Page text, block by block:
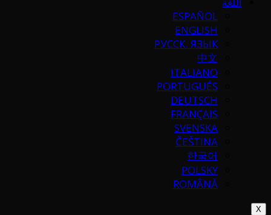
ESPAÑOL
ENGLISH
РУССК. ЯЗЫК
中文
ITALIANO
PORTUGUÉS
DEUTSCH
FRANÇAIS
SVENSKA
ČEŠTINA
한국어
POLSKY
ROMÂNĂ
X